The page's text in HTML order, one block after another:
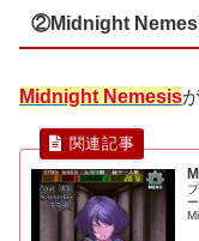
②Midnight
Midnight Nemesis